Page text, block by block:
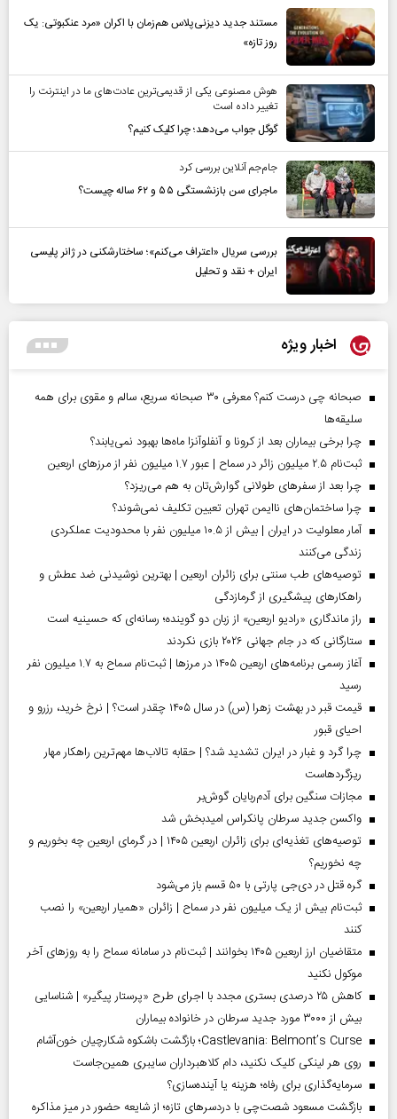
مستند جدید دیزنی‌پلاس هم‌زمان با اکران «مرد عنکبوتی: یک
روز تازه»
هوش مصنوعی یکی از قدیمی‌ترین عادت‌های ما در اینترنت را
تغییر داده است
گوگل جواب می‌دهد؛ چرا کلیک کنیم؟
جام‌جم آنلاین بررسی کرد
ماجرای سن بازنشستگی ۵۵ و ۶۲ ساله چیست؟
بررسی سریال «اعتراف می‌کنم»؛ ساختارشکنی در ژانر پلیسی
ایران + نقد و تحلیل
اخبار ویژه
صبحانه چی درست کنم؟ معرفی ۳۰ صبحانه سریع، سالم و مقوی برای همه
سلیقه‌ها
چرا برخی بیماران بعد از کرونا و آنفلوآنزا ماه‌ها بهبود نمی‌یابند؟
ثبت‌نام ۲.۵ میلیون زائر در سماح | عبور ۱.۷ میلیون نفر از مرز‌های اربعین
چرا بعد از سفرهای طولانی گوارش‌تان به هم می‌ریزد؟
چرا ساختمان‌های ناایمن تهران تعیین تکلیف نمی‌شوند؟
آمار معلولیت در ایران | بیش از ۱۰.۵ میلیون نفر با محدودیت عملکردی
زندگی می‌کنند
توصیه‌های طب سنتی برای زائران اربعین | بهترین نوشیدنی ضد عطش و
راهکارهای پیشگیری از گرمازدگی
راز ماندگاری «رادیو اربعین» از زبان دو گوینده؛ رسانه‌ای که حسینیه است
ستارگانی که در جام جهانی ۲۰۲۶ بازی نکردند
آغاز رسمی برنامه‌های اربعین ۱۴۰۵ در مرز‌ها | ثبت‌نام سماح به ۱.۷ میلیون نفر
رسید
قیمت قبر در بهشت زهرا (س) در سال ۱۴۰۵ چقدر است؟ | نرخ خرید، رزرو و
احیای قبور
چرا گرد و غبار در ایران تشدید شد؟ | حقابه تالاب‌ها مهم‌ترین راهکار مهار
ریزگردهاست
مجازات سنگین برای آدم‌ربایان گوش‌بر
واکسن جدید سرطان پانکراس امیدبخش شد
توصیه‌های تغذیه‌ای برای زائران اربعین ۱۴۰۵ | در گرمای اربعین چه بخوریم و
چه نخوریم؟
گره قتل در دی‌جی پارتی با ۵۰ قسم باز می‌شود
ثبت‌نام بیش از یک میلیون نفر در سماح | زائران «همیار اربعین» را نصب
کنند
متقاضیان ارز اربعین ۱۴۰۵ بخوانند | ثبت‌نام در سامانه سماح را به روز‌های آخر
موکول نکنید
کاهش ۲۵ درصدی بستری مجدد با اجرای طرح «پرستار پیگیر» | شناسایی
بیش از ۳۰۰۰ مورد جدید سرطان در خانواده بیماران
Castlevania: Belmont’s Curse؛ بازگشت باشکوه شکارچیان خون‌آشام
روی هر لینکی کلیک نکنید، دام کلاهبرداران سایبری همین‌جاست
سرمایه‌گذاری برای رفاه؛ هزینه یا آینده‌سازی؟
بازگشت مسعود شصت‌چی با دردسر‌های تازه؛ از شایعه حضور در میز مذاکره